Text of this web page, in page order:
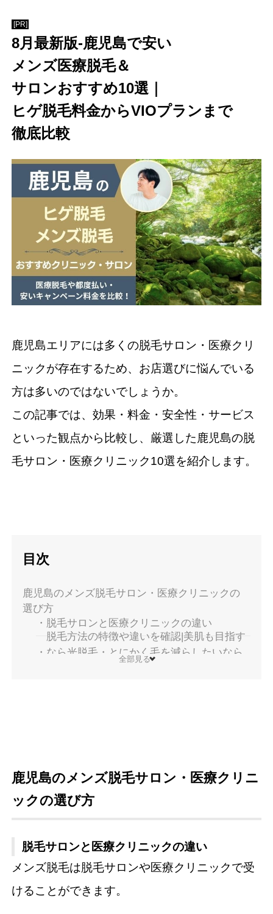
[PR]
8月​最新版-鹿児島で​安い​
メンズ医療脱毛＆
サロンおすすめ10選｜
ヒゲ脱毛料金から​VIOプランまで​
徹底比較
鹿児島エリアには多くの脱毛サロン・医療クリ
ニックが存在するため、お店選びに悩んでいる
方は多いのではないでしょうか。
この記事では、効果・料金・安全性・サービス
といった観点から比較し、厳選した鹿児島の脱
毛サロン・医療クリニック10選を紹介します。
目次
鹿児島のメンズ脱毛サロン・医療クリニックの
選び方
脱毛サロンと医療クリニックの違い
脱毛方法の特徴や違いを確認|美肌も目指す
なら光脱毛・とにかく毛を減らしたいなら
辺の徒歩圏内の脱毛店が利用しやすくおす
すめ
施術の安全性|施術スタッフの資格有無・テ
鹿児島でおすすめの脱毛サロン5選
・RINX 鹿児島店｜脱毛技能士が丁寧に施術を
全部見る
鹿児島のメンズ脱毛サロン・医療クリニ
ックの選び方
脱毛サロンと医療クリニックの違い
メンズ脱毛は脱毛サロンや医療クリニックで受
けることができます。